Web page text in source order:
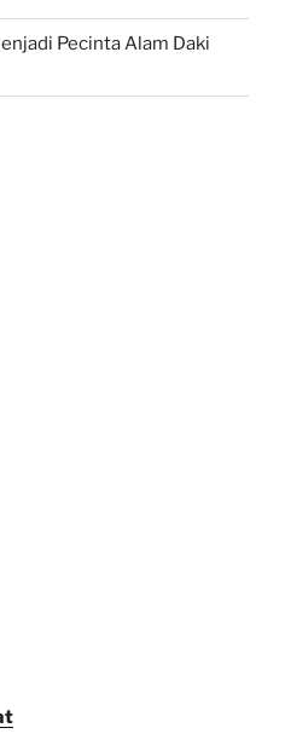
Pecinta Alam Daki